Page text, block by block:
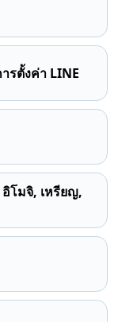
รตั้งค่า LINE
โมจิ, เหรียญ,